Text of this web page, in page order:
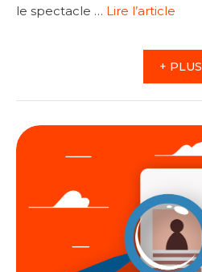
le spectacle … Lire l’article
+ PLUS